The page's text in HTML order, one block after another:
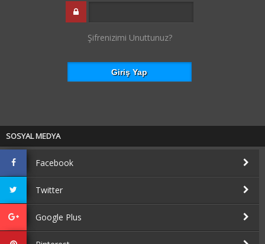
Şifrenizimi Unuttunuz?
SOSYAL MEDYA
Facebook
Twitter
Google Plus